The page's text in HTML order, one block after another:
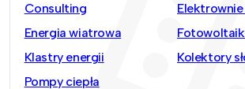
Consulting
Energia wiatrowa
Klastry energii
Kolektory
Pompy ciepła